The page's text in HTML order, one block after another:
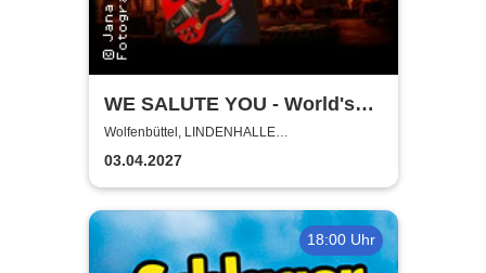
WE SALUTE YOU - World's
biggest Tribute to AC/DC
Wolfenbüttel, LINDENHALLE
WOLFENBÜTTEL
03.04.2027
18:00 Uhr